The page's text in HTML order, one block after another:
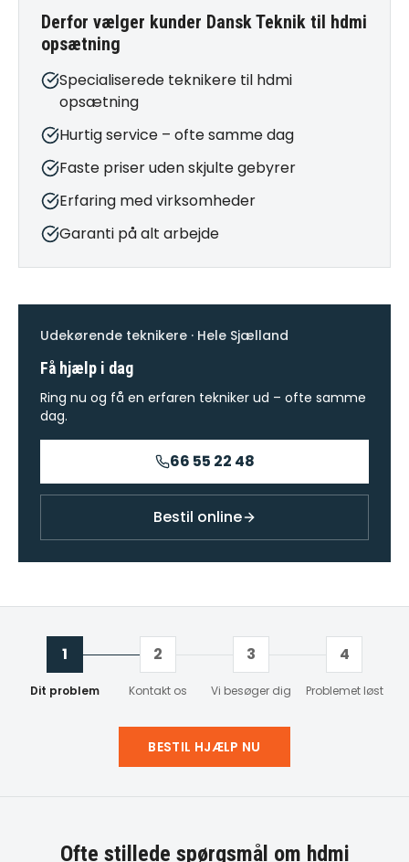
Derfor vælger kunder Dansk Teknik til hdmi
opsætning
Specialiserede teknikere til hdmi
opsætning
Hurtig service – ofte samme dag
Faste priser uden skjulte gebyrer
Erfaring med virksomheder
Garanti på alt arbejde
Udekørende teknikere · Hele Sjælland
Få hjælp i dag
Ring nu og få en erfaren tekniker ud – ofte samme
dag.
66 55 22 48
Bestil online
1
Dit problem
2
Kontakt os
3
Vi besøger dig
4
Problemet løst
BESTIL HJÆLP NU
Ofte stillede spørgsmål om hdmi